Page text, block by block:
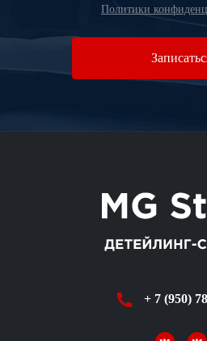
Политики
+ 7 (950)